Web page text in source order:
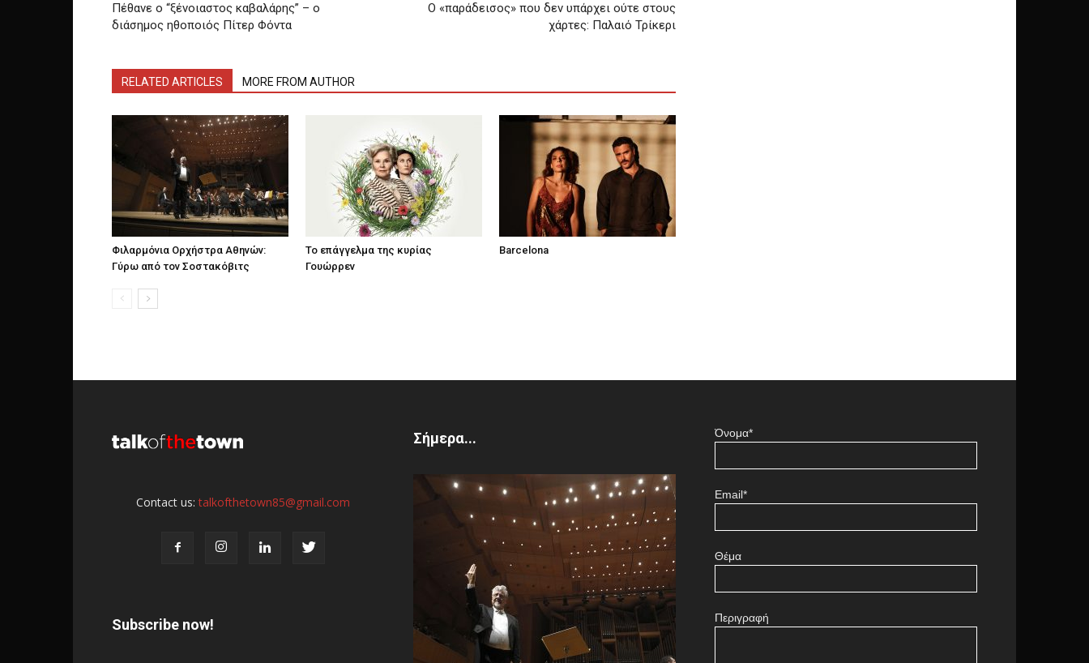
Πέθανε ο “ξένοιαστος καβαλάρης” – ο
διάσημος ηθοποιός Πίτερ Φόντα
O «παράδεισος» που δεν υπάρχει ούτε στους
χάρτες: Παλαιό Τρίκερι
RELATED ARTICLES MORE FROM AUTHOR
Φιλαρμόνια Ορχήστρα Αθηνών:
Γύρω από τον Σοστακόβιτς
Το επάγγελμα της κυρίας
Γουώρρεν
Barcelona
Contact us:talkofthetown85@gmail.com
Subscribe now!
Σήμερα... Όνομα*
Email*
Θέμα
Περιγραφή